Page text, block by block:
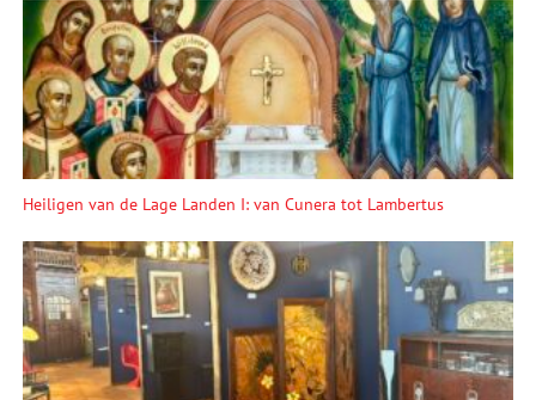
Heiligen van de Lage Landen I: van Cunera tot Lambertus